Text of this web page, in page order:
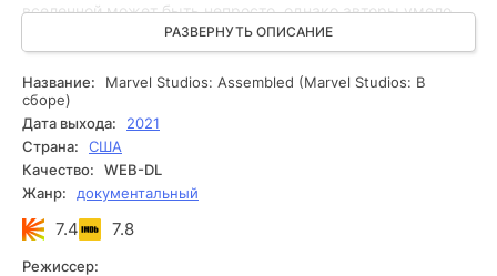
вселенной может быть непросто, однако авторы умело
погружают зрителей в увлекательную приключенческую
атмосферу. Главным сюжетом этого документального
сериала является история создания современных
проектов вселенной Marvel. Зрители познакомятся с
самыми популярными работами студии на данный момент
и узнают о планах на будущее.
РАЗВЕРНУТЬ ОПИСАНИЕ
Название:
Marvel Studios: Assembled (Marvel Studios: В
сборе)
Дата выхода:
2021
Страна:
США
Качество:
WEB-DL
Жанр:
документальный
7.4 7.8
Режиссер: